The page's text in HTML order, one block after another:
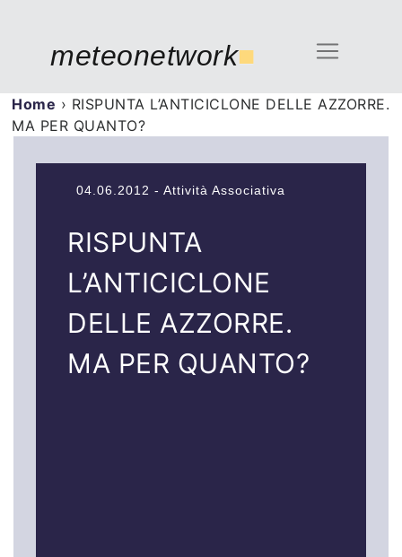
meteonetwork■
Home › RISPUNTA L’ANTICICLONE DELLE AZZORRE.
MA PER QUANTO?
04.06.2012 - Attività Associativa
RISPUNTA
L’ANTICICLONE
DELLE AZZORRE.
MA PER QUANTO?